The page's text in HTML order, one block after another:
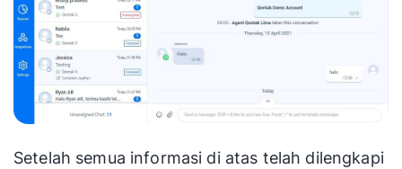
Setelah semua informasi di atas telah dilengkapi